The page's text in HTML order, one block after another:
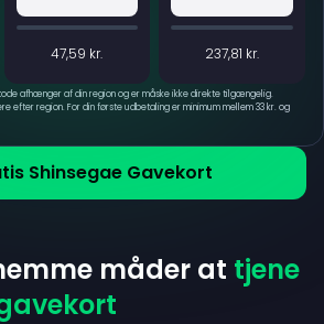
Shinsegae Gavekort
47,59 kr. 237,81 kr.
afhænger af din region og er måske ikke direkte tilgængelig.
efter region. For din første udbetaling er minimum mellem 33 kr. og
måder at tjene